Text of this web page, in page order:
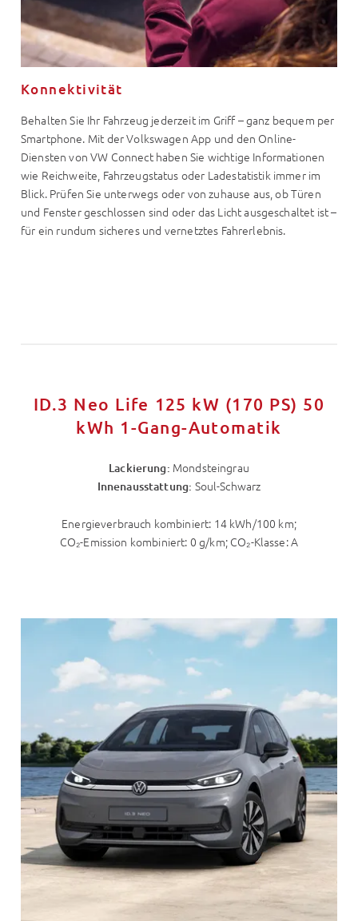
Konnektivität
Behalten Sie Ihr Fahrzeug jederzeit im Griff – ganz bequem per
Smartphone. Mit der Volkswagen App und den Online-
Diensten von VW Connect haben Sie wichtige Informationen
wie Reichweite, Fahrzeugstatus oder Ladestatistik immer im
Blick. Prüfen Sie unterwegs oder von zuhause aus, ob Türen
und Fenster geschlossen sind oder das Licht ausgeschaltet ist –
für ein rundum sicheres und vernetztes Fahrerlebnis.
ID.3 Neo Life 125 kW (170 PS) 50
kWh 1-Gang-Automatik
Lackierung: Mondsteingrau
Innenausstattung: Soul-Schwarz
Energieverbrauch kombiniert: 14 kWh/100 km;
CO₂-Emission kombiniert: 0 g/km; CO₂-Klasse: A